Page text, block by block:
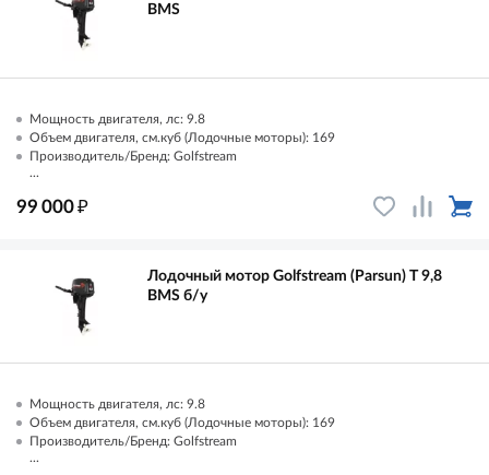
ВМS
Мощность двигателя, лс: 9.8
Объем двигателя, см.куб (Лодочные моторы): 169
Производитель/Бренд: Golfstream
...
99 000₽
Лодочный мотор Golfstream (Parsun) T 9,8
ВМS б/у
Мощность двигателя, лс: 9.8
Объем двигателя, см.куб (Лодочные моторы): 169
Производитель/Бренд: Golfstream
...